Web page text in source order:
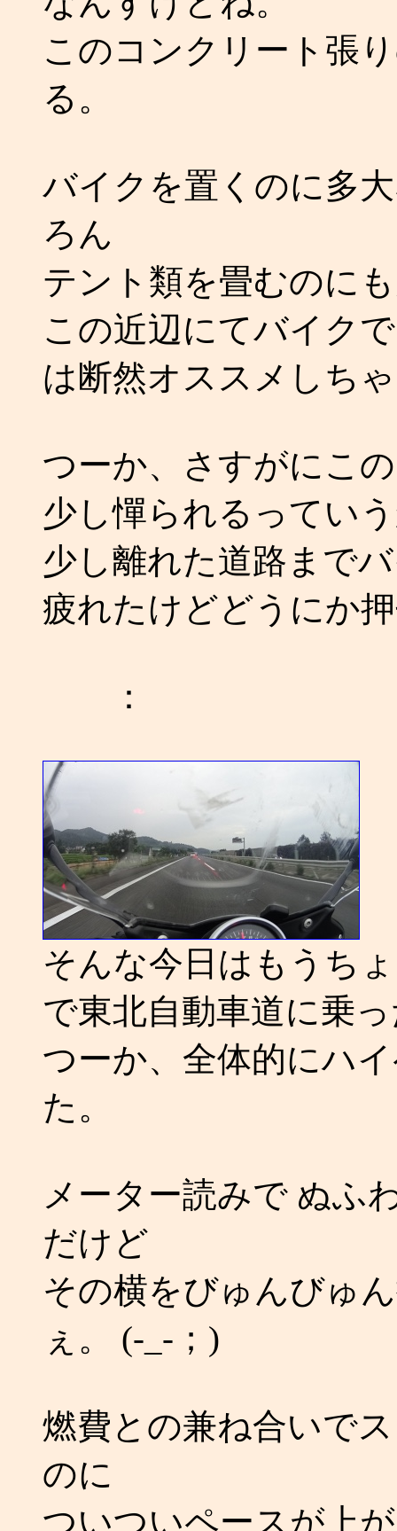
このコンクリート張
る。
バイクを置くのに多
ろん
テント類を畳むのに
この近辺にてバイク
は断然オススメしち
つーか、さすがにこ
少し憚られるってい
少し離れた道路まで
疲れたけどどうにか
：
そんな今日はもうち
で東北自動車道に乗
つーか、全体的にハ
た。
メーター読みで ぬふ
だけど
その横をびゅんびゅ
ぇ。 (-_-；)
燃費との兼ね合いで
のに
ついついペースが上